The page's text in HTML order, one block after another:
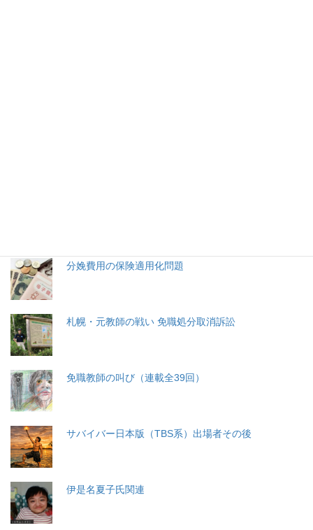
分娩費用の保険適用化問題
札幌・元教師の戦い 免職処分取消訴訟
免職教師の叫び（連載全39回）
サバイバー日本版（TBS系）出場者その後
伊是名夏子氏関連